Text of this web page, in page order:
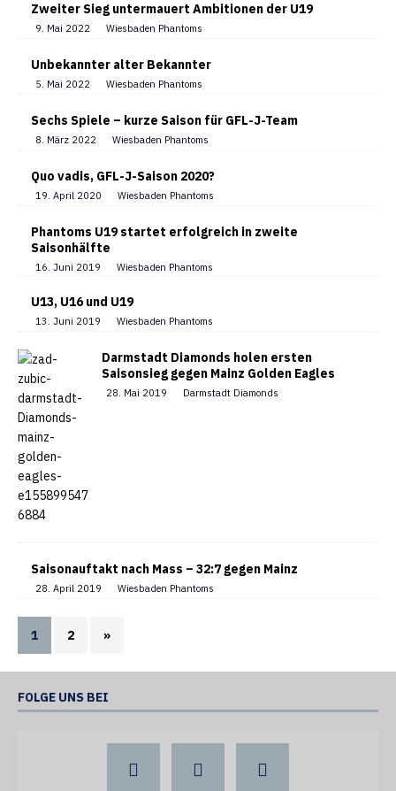
Zweiter Sieg untermauert Ambitionen der U19
9. Mai 2022 Wiesbaden Phantoms
Unbekannter alter Bekannter
5. Mai 2022 Wiesbaden Phantoms
Sechs Spiele – kurze Saison für GFL-J-Team
8. März 2022 Wiesbaden Phantoms
Quo vadis, GFL-J-Saison 2020?
19. April 2020 Wiesbaden Phantoms
Phantoms U19 startet erfolgreich in zweite
Saisonhälfte
16. Juni 2019 Wiesbaden Phantoms
U13, U16 und U19
13. Juni 2019 Wiesbaden Phantoms
Darmstadt Diamonds holen ersten
Saisonsieg gegen Mainz Golden Eagles
28. Mai 2019 Darmstadt Diamonds
Saisonauftakt nach Mass – 32:7 gegen Mainz
28. April 2019 Wiesbaden Phantoms
1 2 »
FOLGE UNS BEI